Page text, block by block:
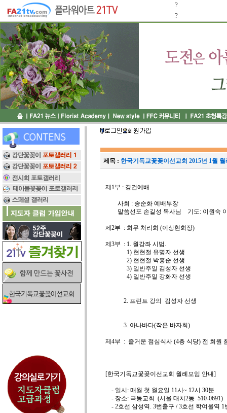
?
?
제목 : 한국기독교꽃꽂이선교회 2015년 1월
제1부 : 경건예배
사회 : 송순화 예배부장
말씀선포 손길성 목사님 기도: 이원숙
제2부 : 회무 처리회 (이상현회장)
제3부 : 1. 월강좌 시범.
1) 현현절 유명자 선생
2) 현현절 박흥순 선생
3) 일반주일 김성자 선생
4) 일반주일 강화자 선생
2. 프린트 강의 김성자 선생
3. 아나바다(작은 바
제4부 : 즐거운 점심식사 (4층 식당) 전
[한국기독교꽃꽂이선교회 월례모임 안내]
- 일시: 매월 첫 월요일 11시~ 12시 30분
- 장소: 극동교회 (서울 대치2동 510-0691)
- 2호선 삼성역. 3번출구 / 3호선 학여울역 1